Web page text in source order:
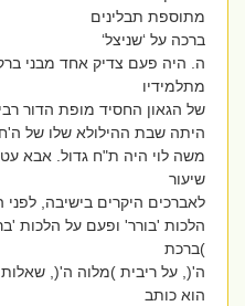
מתוספת תבלינים
ברכה על ‘שניצל‘
ה. היה פעם צדיק אחד מבני ברק,
מתלמידיו
של הגאון החסיד מופת הדור
היתה שבת ההילולא שלו של
משה לוי היה ת"ח גדול. אבא
שיעור
לאברכים היקרים בישיבה, לפני
הלכות 'בורר' ופעם על הלכות
)ברכת
ה'(, על ריבית )מלוה ה'(, שאלות
הוא כותב